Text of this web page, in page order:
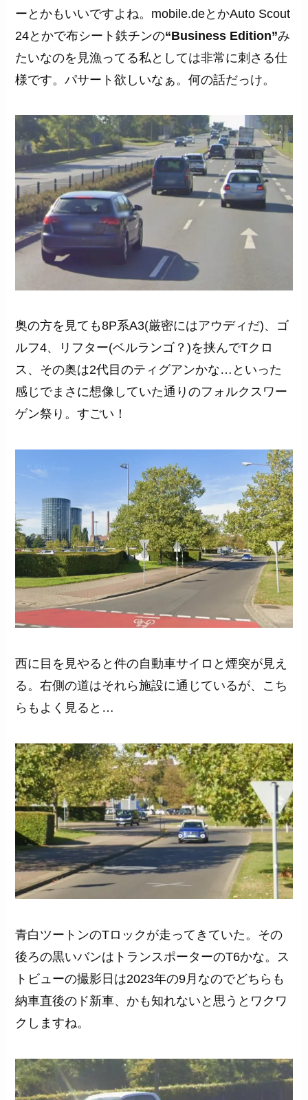
ーとかもいいですよね。mobile.deとかAuto Scout
24とかで布シート鉄チンの“Business Edition”み
たいなのを見漁ってる私としては非常に刺さる仕
様です。パサート欲しいなぁ。何の話だっけ。
奥の方を見ても8P系A3(厳密にはアウディだ)、ゴ
ルフ4、リフター(ベルランゴ？)を挟んでTクロ
ス、その奥は2代目のティグアンかな…といった
感じでまさに想像していた通りのフォルクスワー
ゲン祭り。すごい！
西に目を見やると件の自動車サイロと煙突が見え
る。右側の道はそれら施設に通じているが、こち
らもよく見ると…
青白ツートンのTロックが走ってきていた。その
後ろの黒いバンはトランスポーターのT6かな。ス
トビューの撮影日は2023年の9月なのでどちらも
納車直後のド新車、かも知れないと思うとワクワ
クしますね。